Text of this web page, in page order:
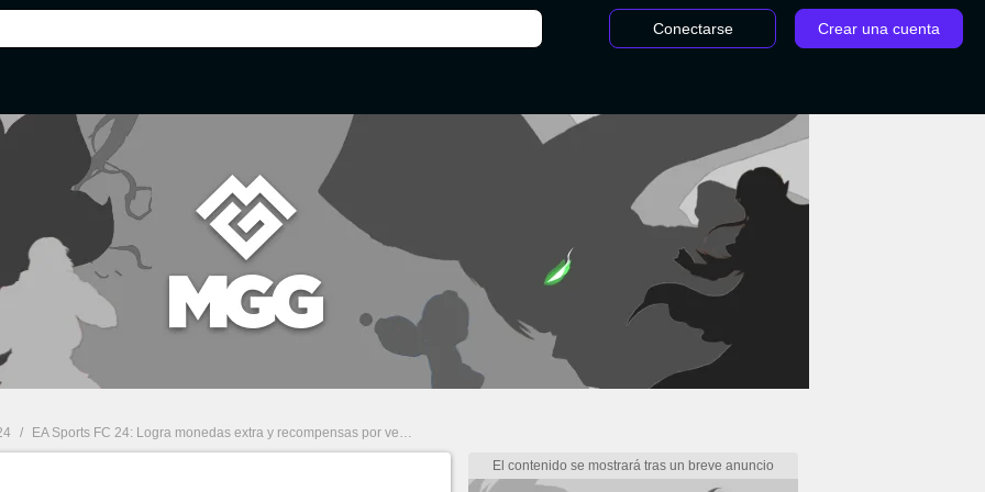
Conectarse Crear una cuenta
/ EA Sports FC 24: Logra monedas extra y recompensas por ver los partidos del Open FC Pro!